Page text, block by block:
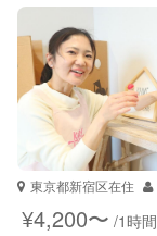
特徴 料金
サポートの特徴
資格
受験対策
東京都新宿区在住
¥4,200〜 /1時間